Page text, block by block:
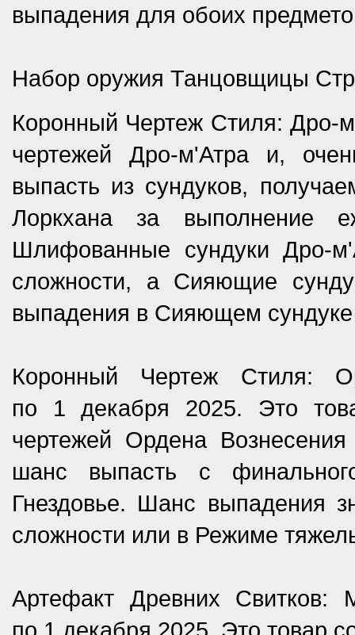
выпадения для обоих
Набор оружия Танцовщицы
Коронный Чертеж Стиля: Дро-
чертежей Дро-м'Атра и,
выпасть из сундуков,
Лоркхана за выполнение
Шлифованные сундуки Дро-
сложности, а Сияющие
выпадения в Сияющем
Коронный Чертеж Стиля:
по 1 декабря 2025. Это
чертежей Ордена
шанс выпасть с
Гнездовье. Шанс выпадения
сложности или в Режиме
Артефакт Древних
по 1 декабря 2025. Это товар